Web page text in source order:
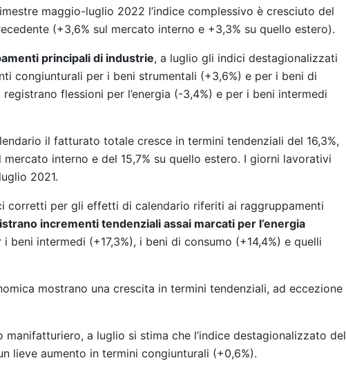
maggio-luglio 2022 l’indice complessivo è cresciuto del
(+3,6% sul mercato interno e +3,3% su quello estero).
principali di industrie, a luglio gli indici destagionalizzati
congiunturali per i beni strumentali (+3,6%) e per i beni di
flessioni per l’energia (-3,4%) e per i beni intermedi
il fatturato totale cresce in termini tendenziali del 16,3%,
mercato interno e del 15,7% su quello estero. I giorni lavorativi
2021.
corretti per gli effetti di calendario riferiti ai raggruppamenti
incrementi tendenziali assai marcati per l’energia
beni intermedi (+17,3%), i beni di consumo (+14,4%) e quelli
mostrano una crescita in termini tendenziali, ad eccezione
a luglio si stima che l’indice destagionalizzato del
lieve aumento in termini congiunturali (+0,6%).